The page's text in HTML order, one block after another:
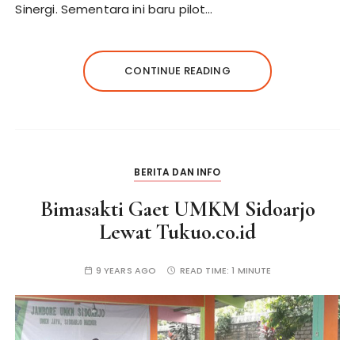
Sinergi. Sementara ini baru pilot…
CONTINUE READING
BERITA DAN INFO
Bimasakti Gaet UMKM Sidoarjo
Lewat Tukuo.co.id
9 YEARS AGO READ TIME:1 MINUTE